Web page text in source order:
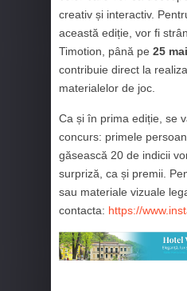
creativ și interactiv.
această ediție, vor fi
Timotion, până pe 25
contribuie direct la
materialelor de joc.
Ca și în prima ediție, se
concurs: primele
găsească 20 de indicii
surpriză, ca și premii.
sau materiale vizuale
contacta: https://